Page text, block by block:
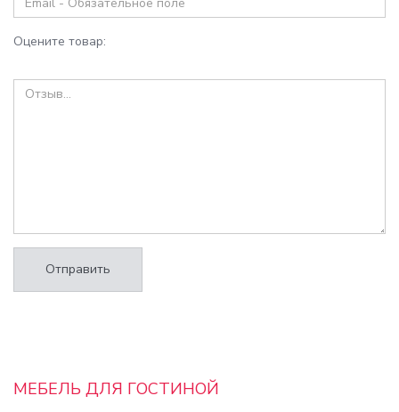
Оцените товар:
Отправить
МЕБЕЛЬ ДЛЯ ГОСТИНОЙ